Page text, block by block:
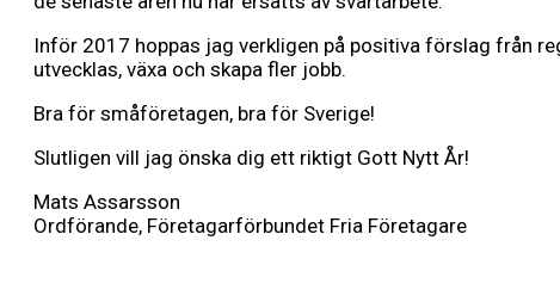
Inför 2017 hoppas jag verkligen på positiva förslag från
utvecklas, växa och skapa fler jobb.
Bra för småföretagen, bra för Sverige!
Slutligen vill jag önska dig ett riktigt Gott Nytt År!
Mats Assarsson
Ordförande, Företagarförbundet Fria Företagare